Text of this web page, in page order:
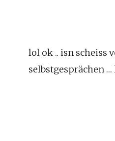
lol ok .. isn scheiss
selbstgesprächen …